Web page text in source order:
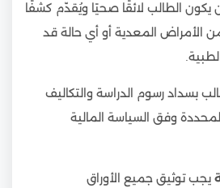
يكون الطالب لائقًا صحيًا ويُقدّم كشفًا
الأمراض المعدية أو أي حالة قد
بسداد رسوم الدراسة والتكاليف
وفق السياسة المالية
يجب توثيق جميع الأوراق